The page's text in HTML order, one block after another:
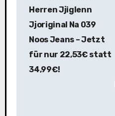
Herren Jjiglenn
Jjoriginal Na 039
Noos Jeans – Jetzt
für nur 22,53€ statt
34,99€!